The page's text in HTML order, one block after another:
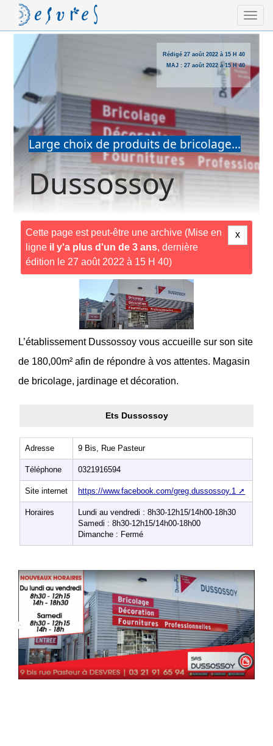
Rédigé 27 août 2022 à 15 H 40
MAJ : 27 août 2022 à 15 H 40
Large choix de produits de bricolage...
Dussossoy
x
Cette page est peut-être une archive (Mise en
ligne il y'a plus d'un de 3 ans, dernière
édition le 27 août 2022 à 15 H 40)
L’établissement Dussossoy vous accueille sur son site
de 180,00m² afin de répondre à vos attentes. Magasin
de bricolage, jardinage et décoration.
Ets Dussossoy
Adresse 9 Bis, Rue Pasteur
Téléphone 0321916594
Site internet https://www.facebook.com/greg.dussossoy.1
Horaires
Lundi au vendredi : 8h30-12h15/14h00-18h30
Samedi : 8h30-12h15/14h00-18h00
Dimanche : Fermé